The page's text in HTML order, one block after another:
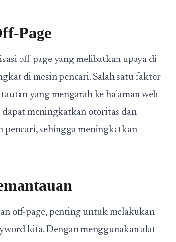
Page
off-page yang melibatkan upaya di
di mesin pencari. Salah satu faktor
yang mengarah ke halaman web
meningkatkan otoritas dan
pencari, sehingga meningkatkan
off-page, penting untuk melakukan
kita. Dengan menggunakan alat